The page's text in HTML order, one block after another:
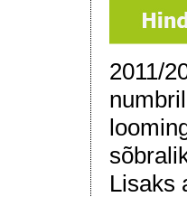
2011/
Lisaks